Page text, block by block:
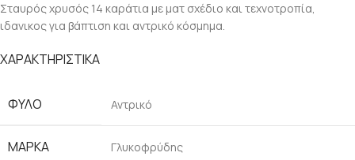
Σταυρός χρυσός 14 καράτια με ματ σχέδιο και τεχνοτροπία,
ιδανικος για βάπτιση και αντρικό κόσμημα.
ΧΑΡΑΚΤΗΡΙΣΤΙΚΑ
ΦΥΛΟ Αντρικό
ΜΑΡΚΑ Γλυκοφρύδης